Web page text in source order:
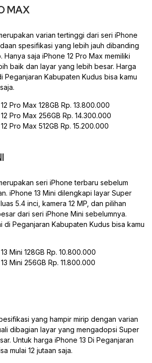
MAX
varian tertinggi dari seri iPhone
spesifikasi yang lebih jauh dibanding
Hanya saja iPhone 12 Pro Max memiliki
baik dan layar yang lebih besar. Harga
Peganjaran Kabupaten Kudus bisa kamu
Pro Max 128GB Rp. 13.800.000
Pro Max 256GB Rp. 14.300.000
Pro Max 512GB Rp. 15.200.000
seri iPhone terbaru sebelum
iPhone 13 Mini dilengkapi layar Super
5.4 inci, kamera 12 MP, dan pilihan
dari seri iPhone Mini sebelumnya.
di Peganjaran Kabupaten Kudus bisa kamu
Mini 128GB Rp. 10.800.000
Mini 256GB Rp. 11.800.000
yang hampir mirip dengan varian
dibagian layar yang mengadopsi Super
Untuk harga iPhone 13 Di Peganjaran
mulai 12 jutaan saja.